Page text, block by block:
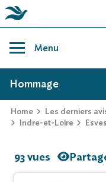
content
Menu
AVIS DE
Home Les derniers
Indre-et-Loire
Hommage
93 vues